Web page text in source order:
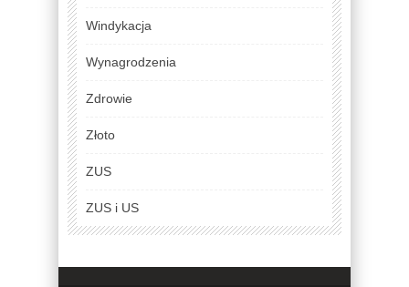
Windykacja
Wynagrodzenia
Zdrowie
Złoto
ZUS
ZUS i US